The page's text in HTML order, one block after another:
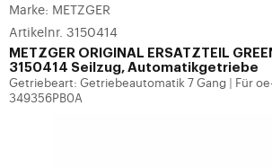
Marke: METZGER
Artikelnr. 3150414
METZGER ORIGINAL ERSATZTEIL
3150414 Seilzug, Automatikgetriebe
Getriebeart: Getriebeautomatik 7 Gang
Für
349356PB0A